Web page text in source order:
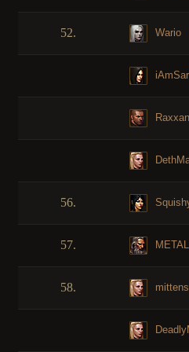
52. Wario
56.
57.
58. mittens